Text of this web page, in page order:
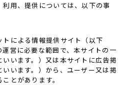
用、提供については、以下の事
による情報提供サイト（以下
運営に必要な範囲で、本サイトの一
います。）又は本サイトに広告掲
います。）から、ユーザー又は掲
とがあります。